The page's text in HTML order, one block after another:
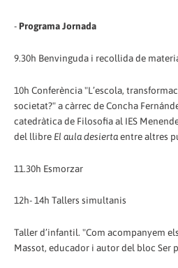
- Programa Jornada
9.30h Benvinguda i recollida de
10h Conferència "L’escola,
societat?" a càrrec de Concha
catedràtica de Filosofia al IES
del llibre El aula desiertaentre altres
11.30h Esmorzar
12h- 14h Tallers simultanis
Taller d’infantil. "Com acompanyem
Massot, educador i autor del bloc Ser